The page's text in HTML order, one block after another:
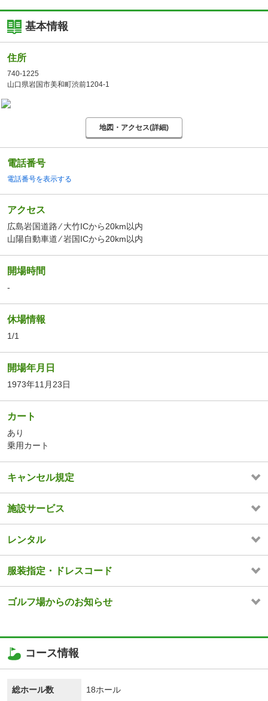
基本情報
住所
740-1225
山口県岩国市美和町渋前1204-1
地図・アクセス(詳細)
電話番号
電話番号を表示する
アクセス
広島岩国道路 ⁄ 大竹ICから20km以内
山陽自動車道 ⁄ 岩国ICから20km以内
開場時間
-
休場情報
1/1
開場年月日
1973年11月23日
カート
あり
乗用カート
キャンセル規定
施設サービス
レンタル
服装指定・ドレスコード
ゴルフ場からのお知らせ
コース情報
総ホール数 18ホール